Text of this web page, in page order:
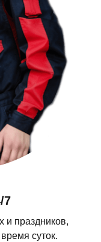
7
и праздников,
суток.